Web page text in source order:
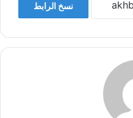
نسخ الرابط